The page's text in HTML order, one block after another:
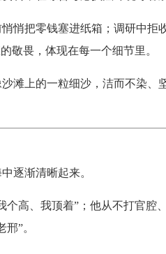
把零钱塞进纸箱；调研中拒
敬畏，体现在每一个细节里。
上的一粒细沙，洁而不染、
逐渐清晰起来。
高、我顶着”；他从不打官腔
”。